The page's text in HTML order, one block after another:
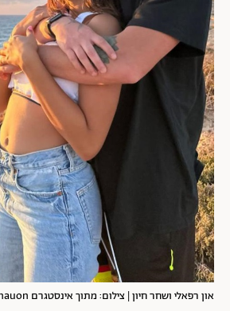
און רפאלי ושחר חיון | צילום: מתוך אינסטגרם shahar_hauon@